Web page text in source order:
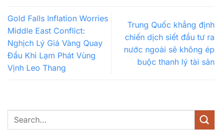
Gold Falls Inflation Worries
Middle East Conflict:
Nghịch Lý Giá Vàng Quay
Đầu Khi Lạm Phát Vùng
Vịnh Leo Thang
Trung Quốc khẳng định
chiến dịch siết đầu tư ra
nước ngoài sẽ không ép
buộc thanh lý tài sản